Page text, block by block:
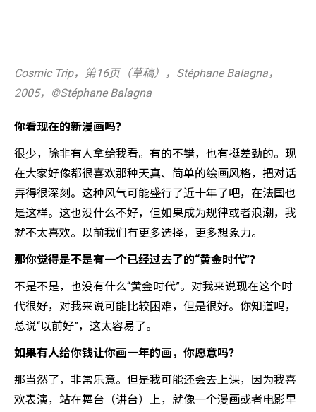
Cosmic Trip，第16页（草稿），Stéphane Balagna，
2005，©️Stéphane Balagna
你看现在的新漫画吗？
很少，除非有人拿给我看。有的不错，也有挺差劲的。现
在大家好像都很喜欢那种天真、简单的绘画风格，把对话
弄得很深刻。这种风气可能盛行了近十年了吧，在法国也
是这样。这也没什么不好，但如果成为规律或者浪潮，我
就不太喜欢。以前我们有更多选择，更多想象力。
那你觉得是不是有一个已经过去了的“黄金时代”？
不是不是，也没有什么“黄金时代”。对我来说现在这个时
代很好，对我来说可能比较困难，但是很好。你知道吗，
总说“以前好”，这太容易了。
如果有人给你钱让你画一年的画，你愿意吗？
那当然了，非常乐意。但是我可能还会去上课，因为我喜
欢表演，站在舞台（讲台）上，就像一个漫画或者电影里